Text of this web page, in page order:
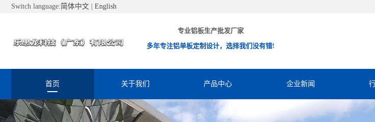
Switch language:简体中文 English
专业铝板生产批发厂家
多年专注铝单板定制设计，选择我们没有错!
首页 关于我们 产品中心 企业新闻